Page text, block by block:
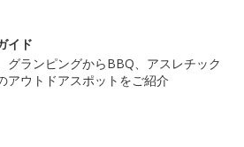
イド
グランピングからBBQ、アスレチック
アウトドアスポットをご紹介